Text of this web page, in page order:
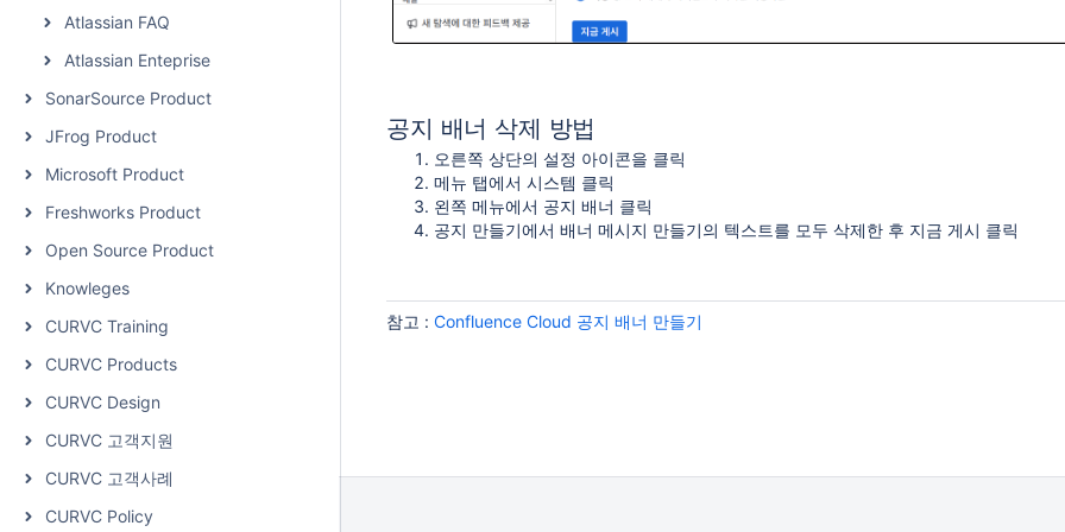
Atlassian FAQ
Atlassian Enteprise
SonarSource Product
JFrog Product
Microsoft Product
Freshworks Product
Open Source Product
Knowleges
CURVC Training
CURVC Products
CURVC Design
CURVC 고객지원
CURVC 고객사례
CURVC Policy
공지 배너 삭제 방법
오른쪽 상단의 설정 아이콘을 클릭
메뉴 탭에서 시스템 클릭
왼쪽 메뉴에서 공지 배너 클릭
공지 만들기에서 배너 메시지 만들기의 텍스트를 모두 삭제한 후 지금 게시 클릭
참고 : Confluence Cloud 공지 배너 만들기